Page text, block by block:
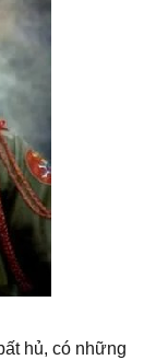
hủ, có những